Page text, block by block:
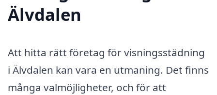
Älvdalen
Att hitta rätt företag för visningsstädning
i Älvdalen kan vara en utmaning. Det finns
många valmöjligheter, och för att